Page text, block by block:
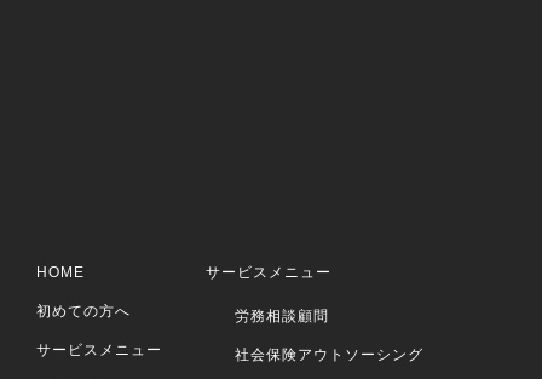
HOME
初めての方へ
サービスメニュー
サービスメニュー
労務相談顧問
社会保険アウトソーシング